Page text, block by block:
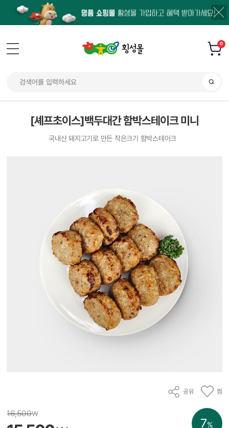
0
[셰프초이스]백두대간 함박스테이크 미니
국내산 돼지고기로 만든 작은크기 함박스테이크
공유 찜
7%
16,500₩